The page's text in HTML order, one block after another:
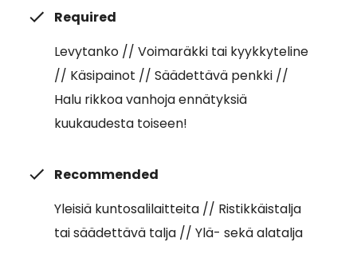
Required
Levytanko // Voimaräkki tai kyykkyteline
// Käsipainot // Säädettävä penkki //
Halu rikkoa vanhoja ennätyksiä
kuukaudesta toiseen!
Recommended
Yleisiä kuntosalilaitteita // Ristikkäistalja
tai säädettävä talja // Ylä- sekä alatalja